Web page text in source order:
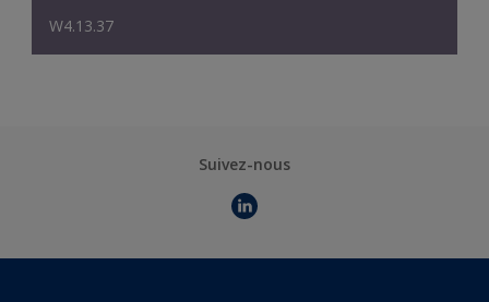
W4.13.37
Suivez-nous